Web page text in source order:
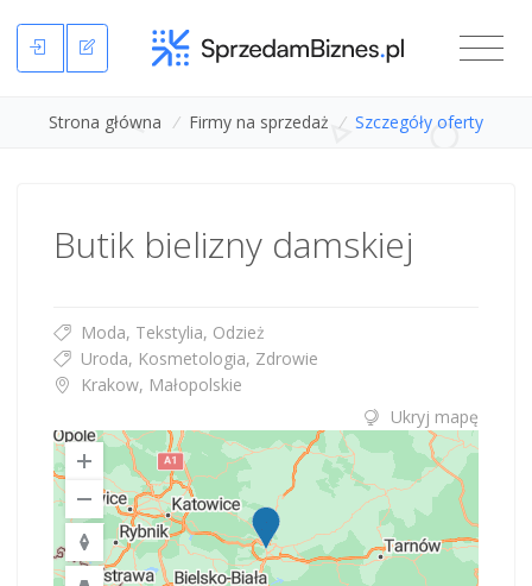
Strona główna / Firmy na sprzedaż / Szczegóły oferty
Butik bielizny damskiej
Moda, Tekstylia, Odzież
Uroda, Kosmetologia, Zdrowie
Krakow, Małopolskie
Ukryj mapę